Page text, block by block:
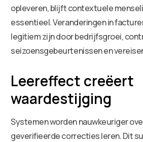
opleveren, blijft contextuele
essentieel. Veranderingen in
legitiem zijn door bedrijfsgroei,
seizoensgebeurtenissen en
Leereffect creëert
waardestijging
Systemen worden nauwkeuriger
geverifieerde correcties leren. Dit